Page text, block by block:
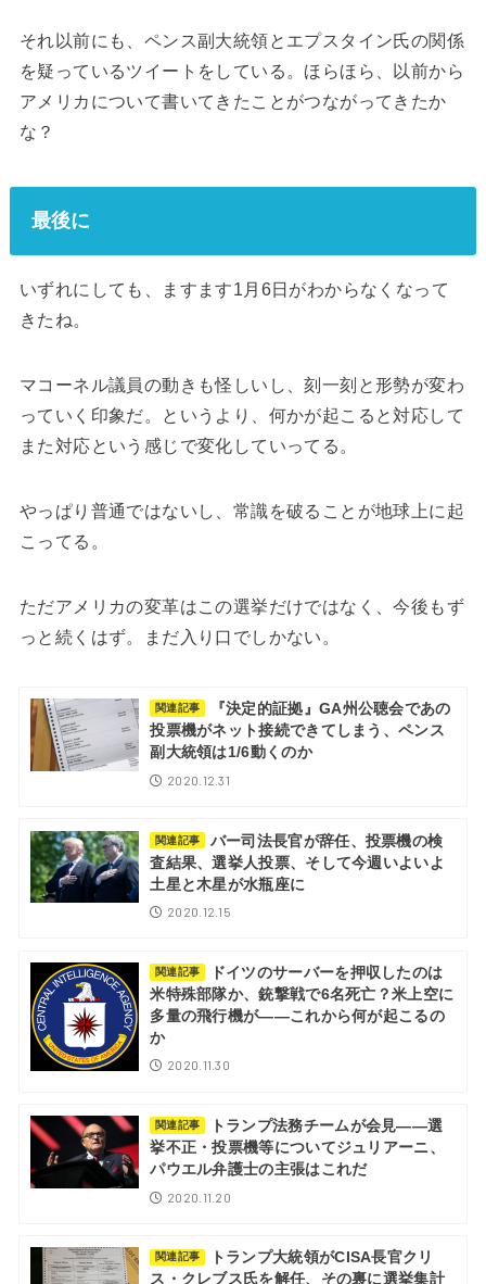
それ以前にも、ペンス副大統領とエプスタイン氏の関係
を疑っているツイートをしている。ほらほら、以前から
アメリカについて書いてきたことがつながってきたか
な？
最後に
いずれにしても、ますます1月6日がわからなくなって
きたね。
マコーネル議員の動きも怪しいし、刻一刻と形勢が変わ
っていく印象だ。というより、何かが起こると対応して
また対応という感じで変化していってる。
やっぱり普通ではないし、常識を破ることが地球上に起
こってる。
ただアメリカの変革はこの選挙だけではなく、今後もず
っと続くはず。まだ入り口でしかない。
関連記事
『決定的証拠』GA州公聴会であの
投票機がネット接続できてしまう、ペンス
副大統領は1/6動くのか
2020.12.31
関連記事
バー司法長官が辞任、投票機の検
査結果、選挙人投票、そして今週いよいよ
土星と木星が水瓶座に
2020.12.15
関連記事
ドイツのサーバーを押収したのは
米特殊部隊か、銃撃戦で6名死亡？米上空に
多量の飛行機が――これから何が起こるの
か
2020.11.30
関連記事
トランプ法務チームが会見――選
挙不正・投票機等についてジュリアーニ、
パウエル弁護士の主張はこれだ
2020.11.20
関連記事
トランプ大統領がCISA長官クリ
ス・クレブス氏を解任、その裏に選挙集計